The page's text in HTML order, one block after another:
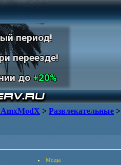
период!
переезде!
до+20%
> Развлекательные >
Моды